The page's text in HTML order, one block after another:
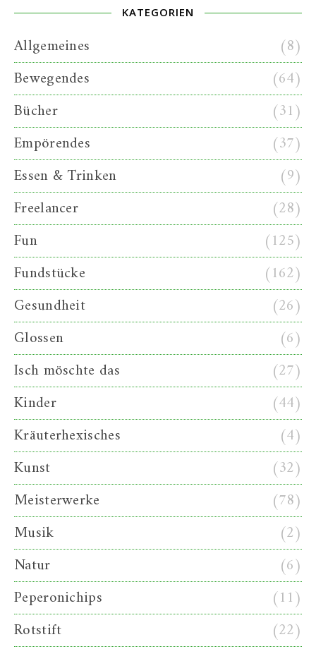
KATEGORIEN
Allgemeines
(8)
Bewegendes
(64)
Bücher
(31)
Empörendes
(37)
Essen & Trinken
(9)
Freelancer
(28)
Fun
(125)
Fundstücke
(162)
Gesundheit
(26)
Glossen
(6)
Isch möschte das
(27)
Kinder
(44)
Kräuterhexisches
(4)
Kunst
(32)
Meisterwerke
(78)
Musik
(2)
Natur
(6)
Peperonichips
(11)
Rotstift
(22)